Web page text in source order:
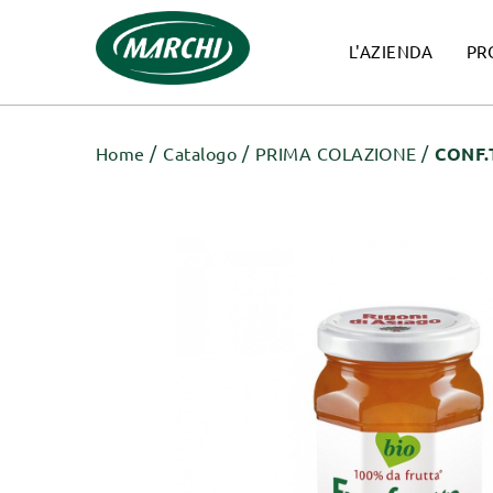
L'AZIENDA
Home Catalogo PRIMA COLAZIONE